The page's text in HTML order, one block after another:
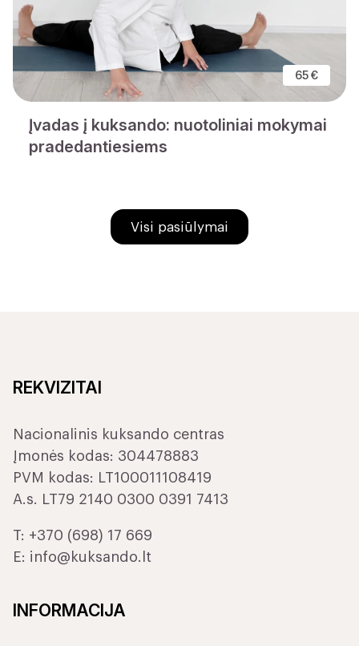
65 €
Įvadas į kuksando: nuotoliniai mokymai
pradedantiesiems
Visi pasiūlymai
REKVIZITAI
Nacionalinis kuksando centras
Įmonės kodas: 304478883
PVM kodas: LT100011108419
A.s. LT79 2140 0300 0391 7413
T: +370 (698) 17 669
E: info@kuksando.lt
INFORMACIJA